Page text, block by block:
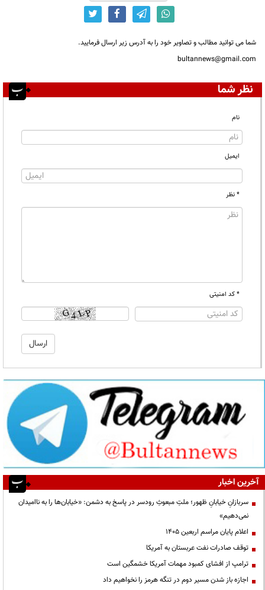
شما می توانید مطالب و تصاویر خود را به آدرس زیر ارسال فرمایید.
bultannews@gmail.com
نظر شما
نام
ایمیل
* نظر
* کد امنیتی
آخرین اخبار
سربازانِ خیابانِ ظهور؛ ملتِ مبعوثِ رودسر در پاسخ به دشمن: «خیابان‌ها را به ناامیدان
نمی‌دهیم»
اعلام پایان مراسم اربعین ۱۴۰۵
توقف صادرات نفت عربستان به آمریکا
ترامپ از افشای کمبود مهمات آمریکا خشمگین است
اجازه باز شدن مسیر دوم در تنگه هرمز را نخواهیم داد